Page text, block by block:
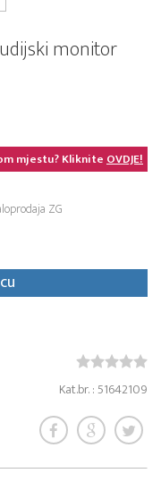
monitor
mjestu? KlikniteOVDJE!
ZG
Kat.br. : 51642109